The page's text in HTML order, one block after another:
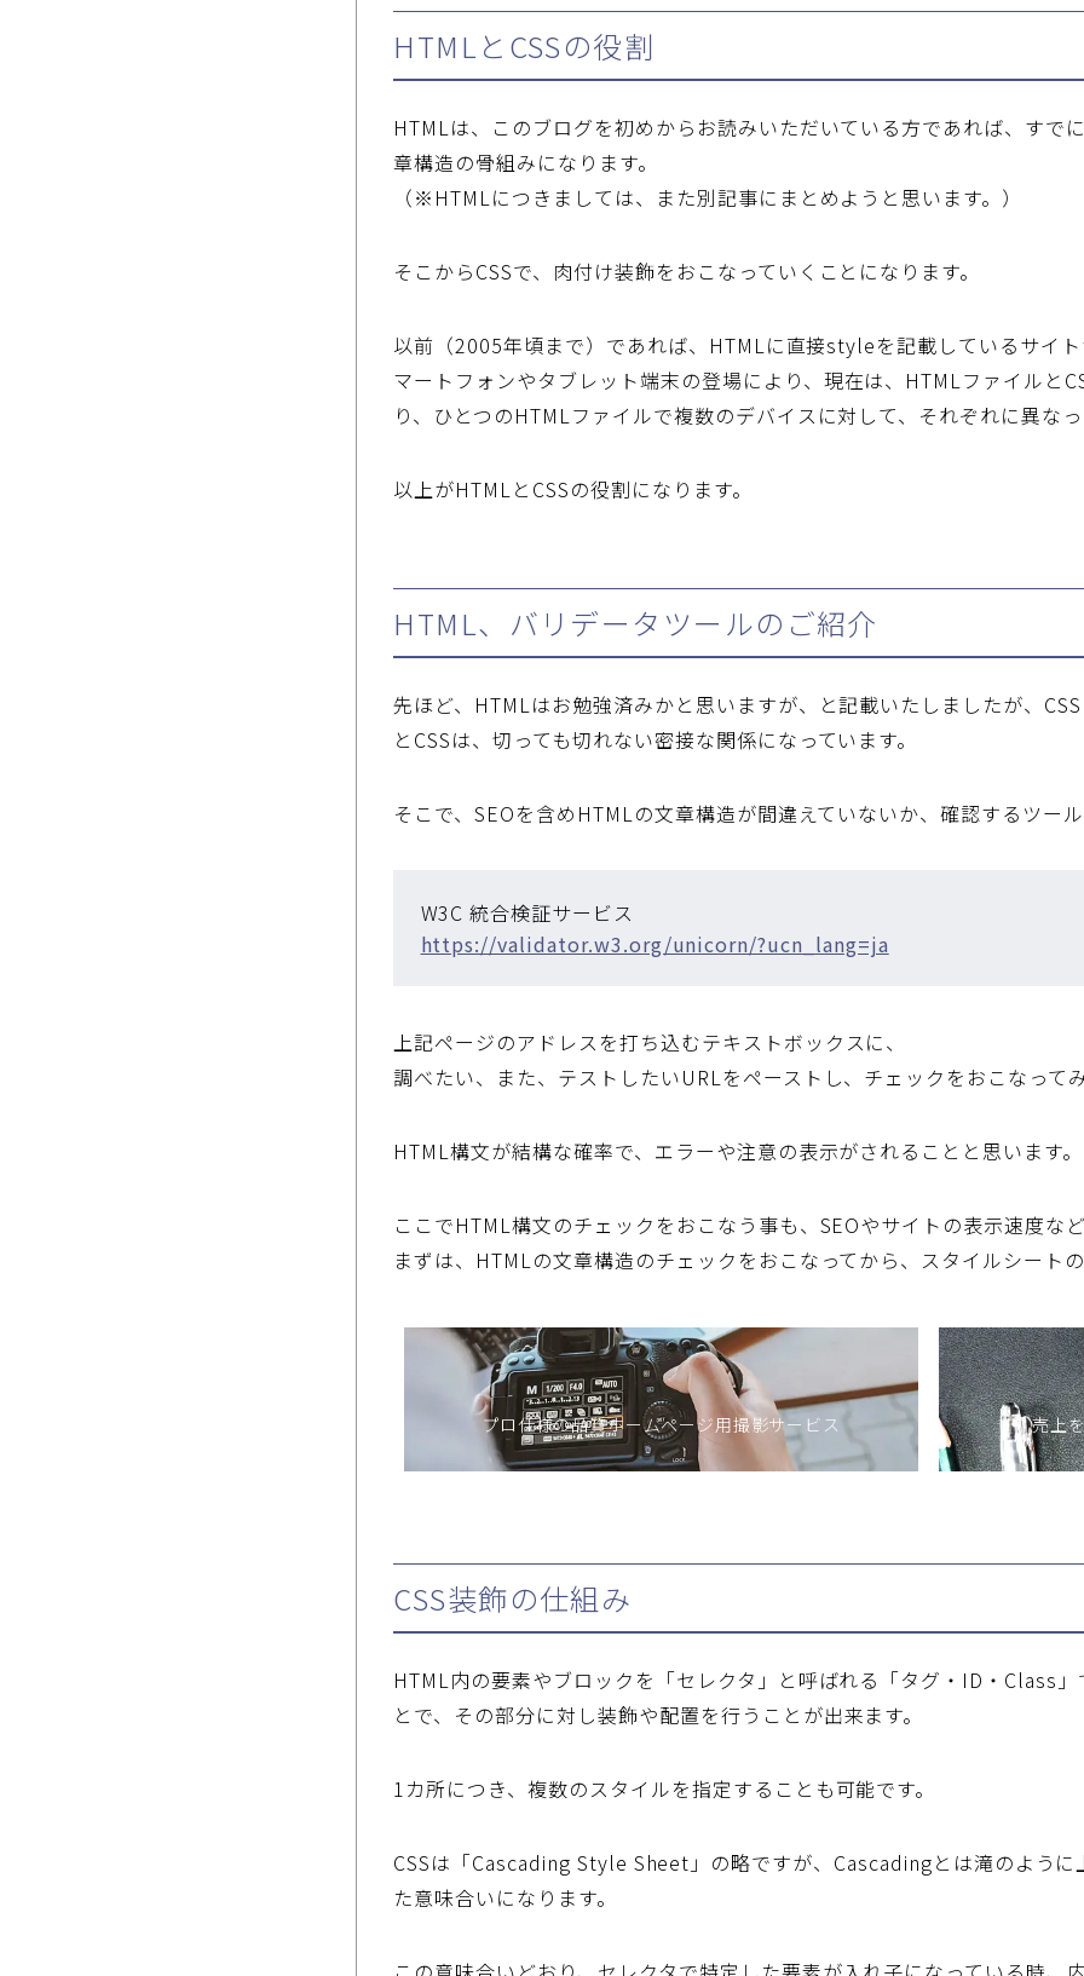
HTMLとCSSの役割
HTMLは、このブログを初めからお読みいただいている方であれば、すで
章構造の骨組みになります。
（※HTMLにつきましては、また別記事にまとめようと思います。）
そこからCSSで、肉付け装飾をおこなっていくことになります。
以前（2005年頃まで）であれば、HTMLに直接styleを記載しているサイ
マートフォンやタブレット端末の登場により、現在は、HTMLファイルと
り、ひとつのHTMLファイルで複数のデバイスに対して、それぞれに異な
以上がHTMLとCSSの役割になります。
HTML、バリデータツールのご紹介
先ほど、HTMLはお勉強済みかと思いますが、と記載いたしましたが、
とCSSは、切っても切れない密接な関係になっています。
そこで、SEOを含めHTMLの文章構造が間違えていないか、確認するツー
W3C 統合検証サービス
https://validator.w3.org/unicorn/?ucn_lang=ja
上記ページのアドレスを打ち込むテキストボックスに、
調べたい、また、テストしたいURLをペーストし、チェックをおこなって
HTML構文が結構な確率で、エラーや注意の表示がされることと思います。
ここでHTML構文のチェックをおこなう事も、SEOやサイトの表示速度な
まずは、HTMLの文章構造のチェックをおこなってから、スタイルシート
プロ仕様の品質ホームページ用撮影サービス 売上
CSS装飾の仕組み
HTML内の要素やブロックを「セレクタ」と呼ばれる「タグ・ID・Class
とで、その部分に対し装飾や配置を行うことが出来ます。
1カ所につき、複数のスタイルを指定することも可能です。
CSSは「Cascading Style Sheet」の略ですが、Cascadingとは滝のよう
た意味合いになります。